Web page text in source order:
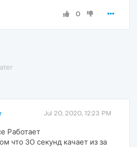
0
Jul 20, 2020, 12:23 PM
Работает
что 30 секунд качает из за